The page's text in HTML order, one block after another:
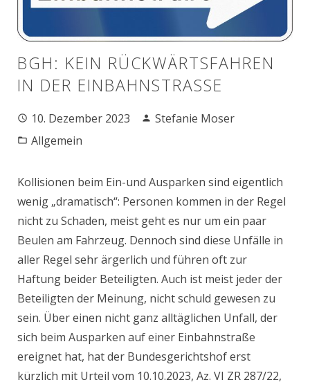
Lexikon
Stellenanzeigen
BGH: KEIN RÜCKWÄRTSFAHREN
IN DER EINBAHNSTRASSE
10. Dezember 2023
Stefanie Moser
Allgemein
Kollisionen beim Ein-und Ausparken sind eigentlich
wenig „dramatisch“: Personen kommen in der Regel
nicht zu Schaden, meist geht es nur um ein paar
Beulen am Fahrzeug. Dennoch sind diese Unfälle in
aller Regel sehr ärgerlich und führen oft zur
Haftung beider Beteiligten. Auch ist meist jeder der
Beteiligten der Meinung, nicht schuld gewesen zu
sein. Über einen nicht ganz alltäglichen Unfall, der
sich beim Ausparken auf einer Einbahnstraße
ereignet hat, hat der Bundesgerichtshof erst
kürzlich mit Urteil vom 10.10.2023, Az. VI ZR 287/22,